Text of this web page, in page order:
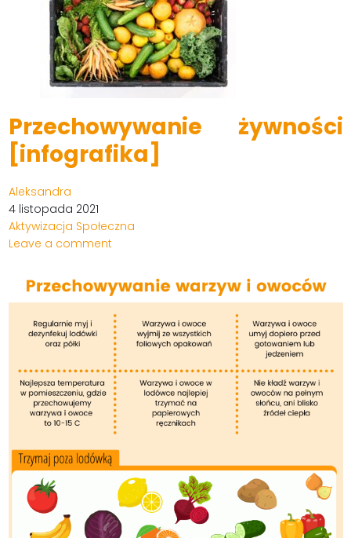
Przechowywanie żywności
[infografika]
Aleksandra
4 listopada 2021
Aktywizacja Społeczna
Leave a comment